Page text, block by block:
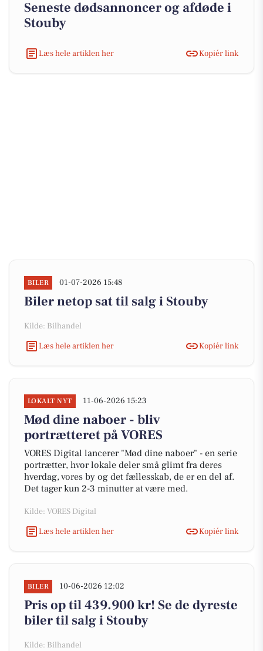
Seneste dødsannoncer og afdøde i
Stouby
Læs hele artiklen her Kopiér link
BILER 01-07-2026 15:48
Biler netop sat til salg i Stouby
Kilde: Bilhandel
Læs hele artiklen her
Kopiér link
LOKALT NYT 11-06-2026 15:23
Mød dine naboer - bliv
portrætteret på VORES
VORES Digital lancerer "Mød dine naboer" - en serie
portrætter, hvor lokale deler små glimt fra deres
hverdag, vores by og det fællesskab, de er en del af.
Det tager kun 2-3 minutter at være med.
Kilde: VORES Digital
Læs hele artiklen her
Kopiér link
BILER 10-06-2026 12:02
Pris op til 439.900 kr! Se de dyreste
biler til salg i Stouby
Kilde: Bilhandel